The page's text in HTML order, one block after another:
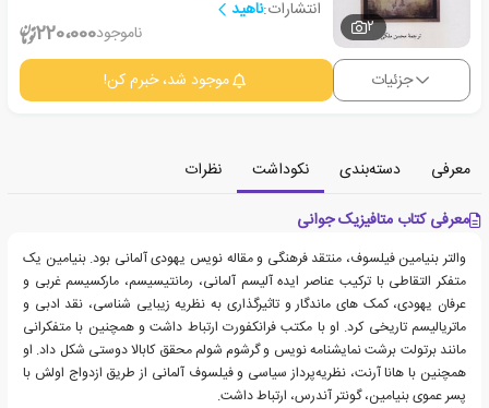
2
انتشارات:ناهید
ناموجود220،000
جزئیات موجود شد، خبرم کن!
معرفی دسته‌بندی نکوداشت
نظرات
معرفی کتاب متافیزیک جوانی
والتر بنیامین فیلسوف، منتقد فرهنگی و مقاله نویس یهودی آلمانی بود. بنیامین یک
متفکر التقاطی با ترکیب عناصر ایده آلیسم آلمانی، رمانتیسیسم، مارکسیسم غربی و
عرفان یهودی، کمک های ماندگار و تاثیرگذاری به نظریه زیبایی شناسی، نقد ادبی و
ماتریالیسم تاریخی کرد. او با مکتب فرانکفورت ارتباط داشت و همچنین با متفکرانی
مانند برتولت برشت نمایشنامه نویس و گرشوم شولم محقق کابالا دوستی شکل داد. او
همچنین با هانا آرنت، نظریه‌پرداز سیاسی و فیلسوف آلمانی از طریق ازدواج اولش با
پسر عموی بنیامین، گونتر آندرس، ارتباط داشت.